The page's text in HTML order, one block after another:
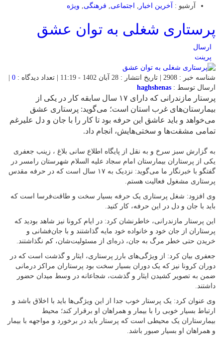
آرشیو :
آخرین اخبار اجتماعی فرهنگی ویژه
پرستاری شغلی به توان عشق
ارسال
پرینت
شناسه خبر : 2908 | تاریخ انتشار : 28 آبان 1402 - 11:19 | تعداد دیدگاه : 0
|
ارسال توسط : haghshenas
پرستار مازندرانی که دارای ۱۷ سال سابقه کار در یکی از
بیمارستان‌های غرب استان است؛ می‌گوید: پرستاری عشق
می‌خواهد و باید عاشق این حرفه بود تا کار را با جان و دل علیرغم
تمامی مشقت‌ها و سختی‌هایش، انجام داد.
به گزارش سبز سرخ و به نقل از پایگاه اطلاع سانی بلاغ ، زینب جعفری
یکی از پرستاران بیمارستان امام سجاد علیه السلام شهرستان رامسر در
گفتگو با خبرنگار ما می‌گوید: نزدیک به ۱۷ سال است که در حرفه مقدس
پرستاری مشغول فعالیت هستم.
وی افزود: شغل پرستاری یک حرفه بسیار سخت و طاقت‌فرسا است که
باید با جان و دل در این حرفه، کار کنید.
این پرستار مازندرانی، خاطرنشان کرد: در ایام کرونا نیز شاهد بودید که
پرستاران از جان خود و خانواده خود مایه گذاشتند و با جان‌فشانی و
خریدن حتی خطر مرگ به جان، ذره‌ای از مسئولیت‌شان، کم نگذاشتند.
جعفری بیان کرد: از ویژگی‌های بارز پرستاری، ایثار و گذشت است که در
دوران کرونا نیز که یک دوران بسیار سخت بود پرستاران مراکز درمانی
ضمن به تصویر کشیدن ایثار و گذشت، شجاعانه در وسط میدان حضور
داشتند.
وی عنوان کرد: یک پرستار خوب جدا از این ویژگی‌ها باید با اخلاق باشد و
ارتباط بسیار خوبی را با بیمار و همراهان او برقرار کند؛ محیط
بیمارستاران یک محیطی است که پرستار باید در برخورد و مواجهه با بیمار
و همراهان او بسیار صبور باشد.